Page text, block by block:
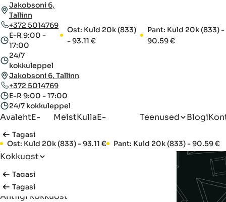
Jakobsoni 6,
Tallinn
+372 5014769
E-R 9:00 -
17:00
24/7
kokkuleppel
Ost: Kuld 20k (833)
- 93.11 €
Pant: Kuld 20k (833) -
90.59 €
Jakobsoni 6, Tallinn
+372 5014769
E-R 9:00 - 17:00
24/7 kokkuleppel
AvalehtE-
pood
MeistKullaE-
Teenused
Tagasi
Kokkuost
Tagasi
Antiigi kokkuost
Pantimine
Tagasi
Laenud tagatisega
Blogi
Ost: Kuld 20k (833) - 93.11 € Pant: Kuld 20k (833) - 90.59 €